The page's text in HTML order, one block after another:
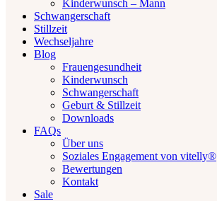
Kinderwunsch – Mann
Schwangerschaft
Stillzeit
Wechseljahre
Blog
Frauengesundheit
Kinderwunsch
Schwangerschaft
Geburt & Stillzeit
Downloads
FAQs
Über uns
Soziales Engagement von vitelly®
Bewertungen
Kontakt
Sale